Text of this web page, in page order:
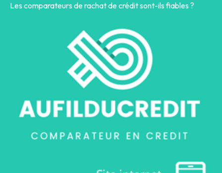
Les comparateurs de rachat de crédit sont-ils fiables ?